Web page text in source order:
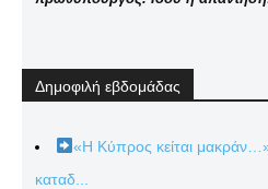
Δημοφιλή εβδομάδας
«Η Κύπρος κείται
καταδ...